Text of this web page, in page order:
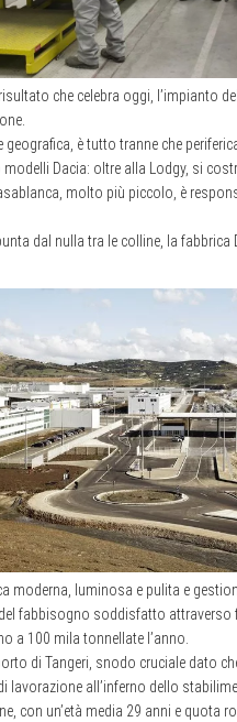
che celebra oggi, l’impianto
è tutto tranne che
Dacia: oltre alla Lodgy, si
molto più piccolo, è
dal nulla tra le colline, la fabbrica
moderna, luminosa e pulita e
fabbisogno soddisfatto
a 100 mila tonnellate l’anno.
di Tangeri, snodo cruciale dato
lavorazione all’inferno dello
con un’età media 29 anni e quota